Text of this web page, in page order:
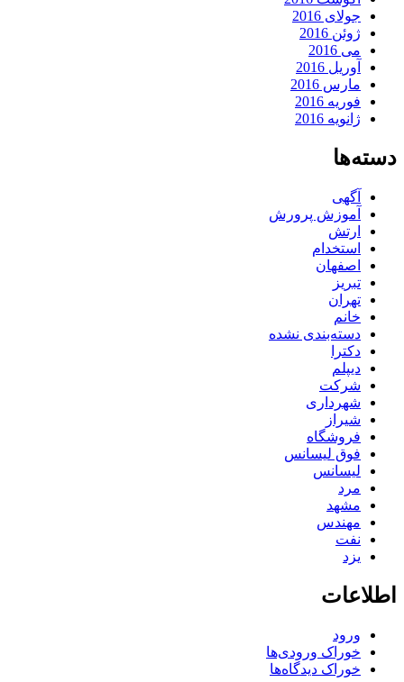
جولای 2016
ژوئن 2016
می 2016
آوریل 2016
مارس 2016
فوریه 2016
ژانویه 2016
دسته‌ها
آگهی
آموزش پرورش
ارتش
استخدام
اصفهان
تبریز
تهران
خانم
دسته‌بندی نشده
دکترا
دیپلم
شرکت
شهرداری
شیراز
فروشگاه
فوق لیسانس
لیسانس
مرد
مشهد
مهندس
نفت
یزد
اطلاعات
ورود
خوراک ورودی‌ها
خوراک دیدگاه‌ها